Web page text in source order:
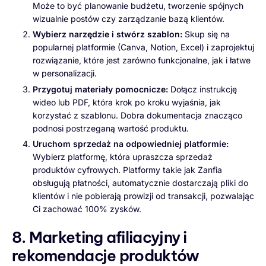
Może to być planowanie budżetu, tworzenie spójnych
wizualnie postów czy zarządzanie bazą klientów.
Wybierz narzędzie i stwórz szablon: Skup się na
popularnej platformie (Canva, Notion, Excel) i zaprojektuj
rozwiązanie, które jest zarówno funkcjonalne, jak i łatwe
w personalizacji.
Przygotuj materiały pomocnicze: Dołącz instrukcję
wideo lub PDF, która krok po kroku wyjaśnia, jak
korzystać z szablonu. Dobra dokumentacja znacząco
podnosi postrzeganą wartość produktu.
Uruchom sprzedaż na odpowiedniej platformie:
Wybierz platformę, która upraszcza sprzedaż
produktów cyfrowych. Platformy takie jak Zanfia
obsługują płatności, automatycznie dostarczają pliki do
klientów i nie pobierają prowizji od transakcji, pozwalając
Ci zachować 100% zysków.
8. Marketing afiliacyjny i
rekomendacje produktów